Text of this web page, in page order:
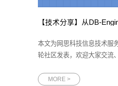
本文为网思科技信息技术服
轮社区发表，欢迎大家交流
DBA，最方便的方法之一就
MORE >